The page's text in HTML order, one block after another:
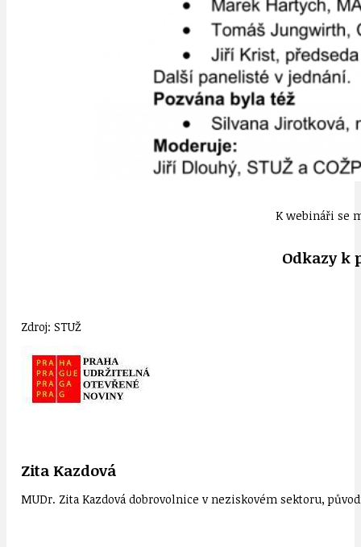
K webináři se
Odkazy k
Zdroj: STUŽ
Zita Kazdová
MUDr. Zita Kazdová dobrovolnice v neziskovém sektoru,